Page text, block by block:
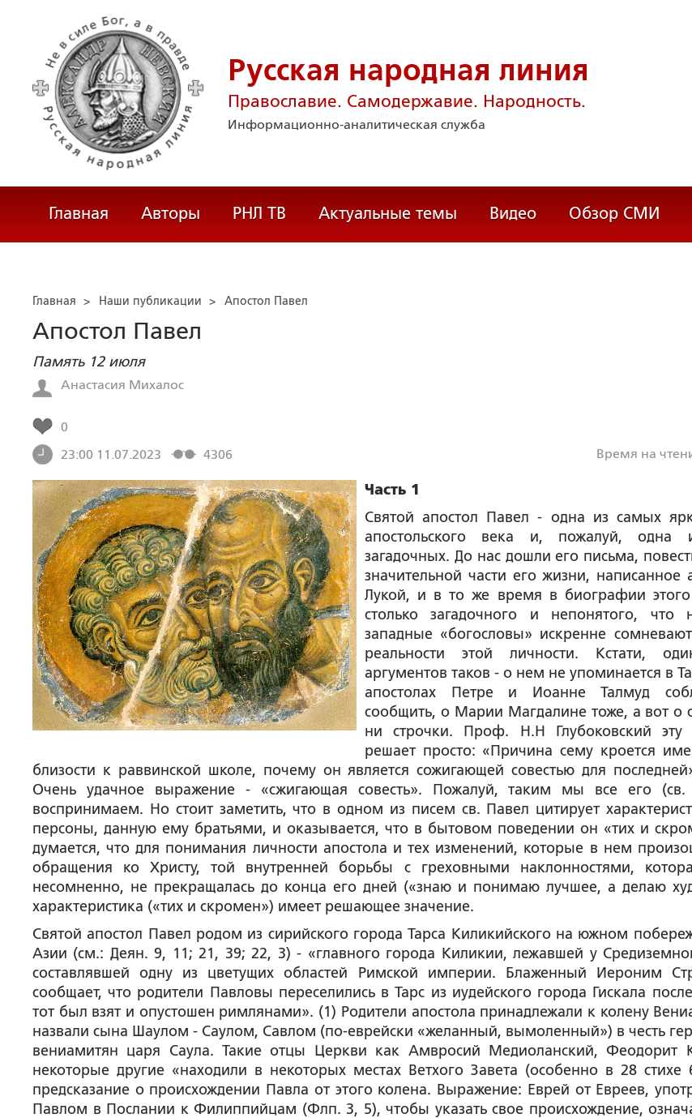
Русская народная линия
Православие. Самодержавие. Народность.
Информационно-аналитическая служба
Главная Авторы РНЛ ТВ Актуальные темы Видео Обзор СМИ
Главная > Наши публикации > Апостол Павел
Апостол Павел
Память 12 июля
Анастасия Михалос
0
23:00 11.07.2023
4306 Время на
Часть 1
Святой апостол Павел - одна из самых
апостольского века и, пожалуй, одна
загадочных. До нас дошли его письма,
значительной части его жизни, написанное
Лукой, и в то же время в биографии этого
столько загадочного и непонятого, что
западные «богословы» искренне
реальности этой личности. Кстати,
аргументов таков - о нем не упоминается в
апостолах Петре и Иоанне Талмуд
сообщить, о Марии Магдалине тоже, а вот о
ни строчки. Проф. Н.Н Глубоковский эту
решает просто: «Причина сему кроется
близости к раввинской школе, почему он является сожигающей совестью для
Очень удачное выражение - «сжигающая совесть». Пожалуй, таким мы все его
воспринимаем. Но стоит заметить, что в одном из писем св. Павел цитирует
персоны, данную ему братьями, и оказывается, что в бытовом поведении он «тих и
думается, что для понимания личности апостола и тех изменений, которые в нем
обращения ко Христу, той внутренней борьбы с греховными наклонностями,
несомненно, не прекращалась до конца его дней («знаю и понимаю лучшее, а делаю
характеристика («тих и скромен») имеет решающее значение.
Святой апостол Павел родом из сирийского города Тарса Киликийского на южном
Азии (см.: Деян. 9, 11; 21, 39; 22, 3) - «главного города Киликии, лежавшей у
составлявшей одну из цветущих областей Римской империи. Блаженный Иероним
сообщает, что родители Павловы переселились в Тарс из иудейского города Гискала
тот был взят и опустошен римлянами». (1) Родители апостола принадлежали к колену
назвали сына Шаулом - Саулом, Савлом (по-еврейски «желанный, вымоленный») в честь
вениамитян царя Саула. Такие отцы Церкви как Амвросий Медиоланский, Феодорит
некоторые другие «находили в некоторых местах Ветхого Завета (особенно в 28 стихе
предсказание о происхождении Павла от этого колена. Выражение: Еврей от Евреев,
Павлом в Послании к Филиппийцам (Флп. 3, 5), чтобы указать свое происхождение,